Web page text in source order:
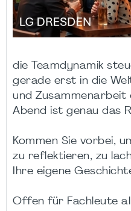
die Teamdynamik
gerade erst in die
und Zusammenarbeit
Abend ist genau das
Kommen Sie vorbei,
zu reflektieren, zu
Ihre eigene
Offen für Fachleute